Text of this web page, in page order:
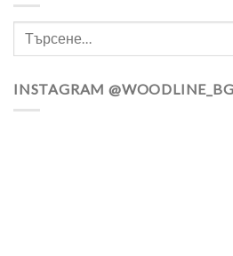
INSTAGRAM @WOODLINE_BG